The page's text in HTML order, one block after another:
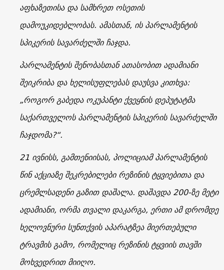
აფხაზეთისა და სამხრეთ ოსეთის
დამოუკიდებლობას. ამასთან, ის პარლამენტის
სპიკერის სავარძელში ჩაჯდა.
პარლამენტის შენობასთან ათასობით ადამიანი
შეიკრიბა და ხელისუფლებას დაუსვა კითხვა:
„როგორ გაბედა ოკუპანტი ქვეყნის დეპუტატმა
საქართველოს პარლამენტის სპიკერის სავარძელში
ჩაჯდომა?“.
21 ივნისს, გამთენიისას, პოლიციამ პარლამენტის
წინ აქციაზე შეკრებილები რეზინის ტყვიებითა და
ცრემლსადენი გაზით დაშალა. დაშავდა 200-ზე მეტი
ადამიანი, ორმა თვალი დაკარგა, ერთი ამ დრომდე
ხელოვნური სუნთქვის აპარატზეა მიერთებული
ტრავმის გამო, რომელიც რეზინის ტყვიის თავში
მოხვედრით მიიღო.